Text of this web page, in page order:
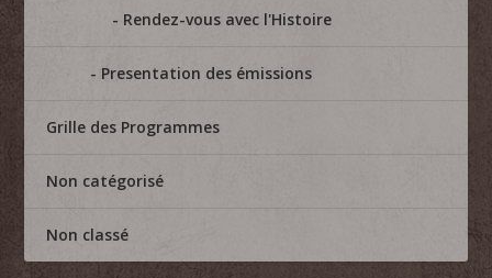
Rendez-vous avec l'Histoire
Presentation des émissions
Grille des Programmes
Non catégorisé
Non classé